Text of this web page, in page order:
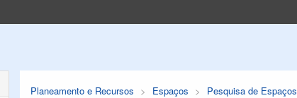
Planeamento e Recursos Espaços Pesquisa de Espaços